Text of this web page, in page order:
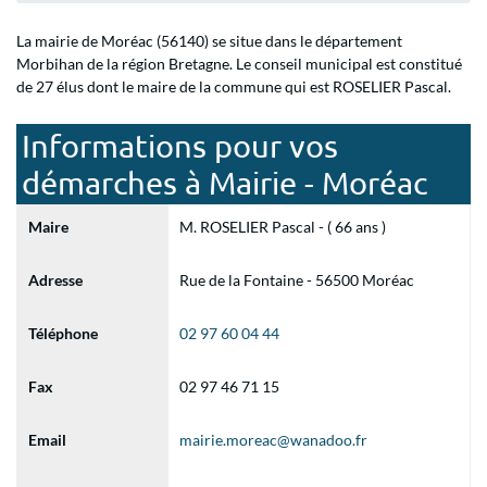
La mairie de Moréac (56140) se situe dans le département
Morbihan de la région Bretagne. Le conseil municipal est constitué
de 27 élus dont le maire de la commune qui est ROSELIER Pascal.
Informations pour vos
démarches à Mairie - Moréac
Maire M. ROSELIER Pascal - ( 66 ans )
Adresse Rue de la Fontaine - 56500 Moréac
Téléphone 02 97 60 04 44
Fax 02 97 46 71 15
Email mairie.moreac@wanadoo.fr